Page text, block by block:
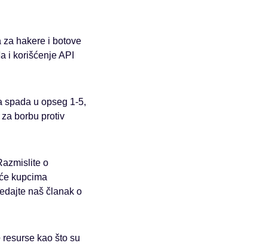
hakere i botove
i korišćenje API
u opseg 1-5,
borbu protiv
o
kupcima
naš članak o
kao što su